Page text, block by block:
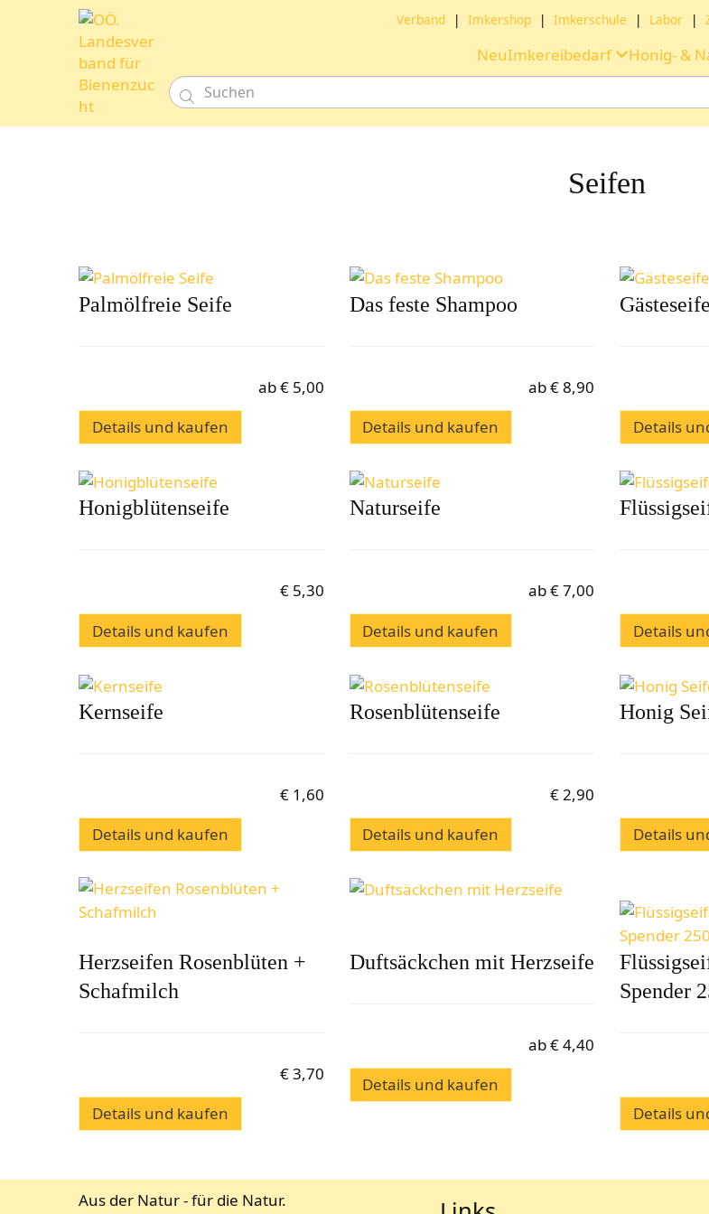
Verband | Imkershop | Imkerschule | Labor |
NeuImkereibedarf Honig- &

Seifen
Palmölfreie Seife
ab€ 5,00
Details und kaufen
Das feste Shampoo
ab€8,90
Details und kaufen
Gästeseife
Details
Honigblütenseife
€ 5,30
Details und kaufen
Naturseife
ab€7,00
Details und kaufen
Details
Kernseife
€ 1,60
Details und kaufen
Rosenblütenseife
€2,90
Details und kaufen
Honig
Details
Herzseifen Rosenblüten +
Schafmilch
€3,70
Details und kaufen
Duftsäckchen mit Herzseife
ab€4,40
Details und kaufen
Spender
Details
Aus der Natur - für die Natur.